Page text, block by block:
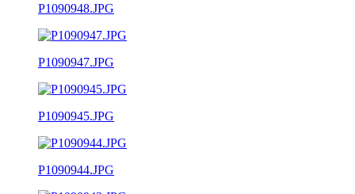
P1090948.JPG
P1090947.JPG
P1090945.JPG
P1090944.JPG